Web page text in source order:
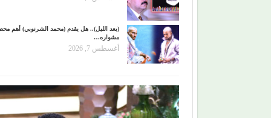
(بعد الليل).. هل يقدم (محمد الشرنوبي) أهم
مشواره…
أغسطس 7, 2026